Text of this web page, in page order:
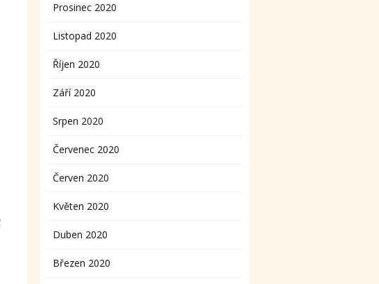
Prosinec 2020
Listopad 2020
Říjen 2020
Září 2020
Srpen 2020
Červenec 2020
Červen 2020
Květen 2020
Duben 2020
Březen 2020